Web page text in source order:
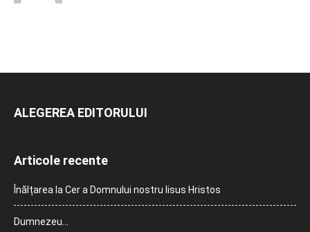
ALEGEREA EDITORULUI
Articole recente
Înălțarea la Cer a Domnului nostru Iisus Hristos
Dumnezeu…